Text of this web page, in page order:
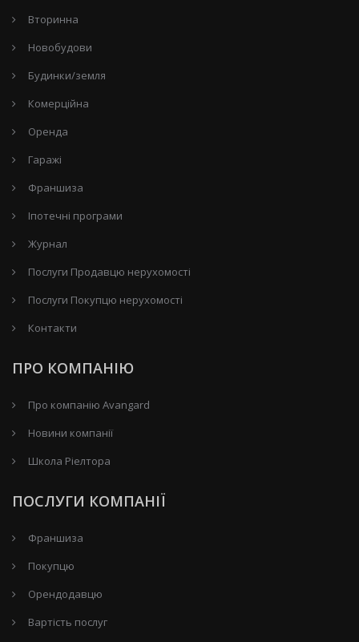
Вторинна
Новобудови
Будинки/земля
Комерційна
Оренда
Гаражі
Франшиза
Іпотечні програми
Журнал
Послуги Продавцю нерухомості
Послуги Покупцю нерухомості
Контакти
ПРО КОМПАНІЮ
Про компанію Avangard
Новини компанії
Школа Ріелтора
ПОСЛУГИ КОМПАНІЇ
Франшиза
Покупцю
Орендодавцю
Вартість послуг